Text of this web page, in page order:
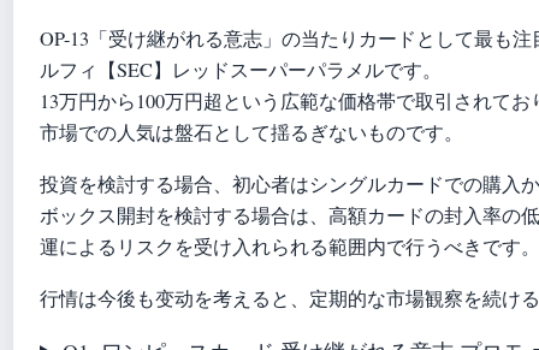
OP-13「受け継がれる意志」の当たりカードとして最も
ルフィ【SEC】レッドスーパーパラメルです。
13万円から100万円超という広範な価格帯で取引されてお
市場での人気は盤石として揺るぎないものです。
投資を検討する場合、初心者はシングルカードでの購入
ボックス開封を検討する場合は、高額カードの封入率の
運によるリスクを受け入れられる範囲内で行うべきです。
行情は今後も变动を考えると、定期的な市場観察を続け